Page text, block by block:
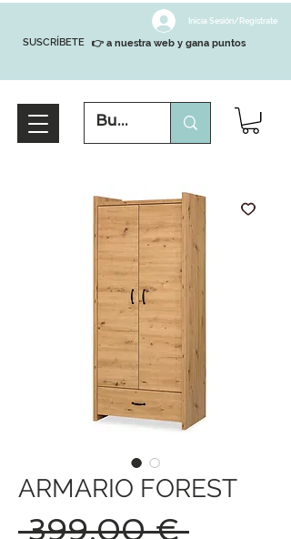
SUSCRÍBETE
Inicia Sesión/Regístrate
👉 a nuestra web y gana puntos
ARMARIO FOREST
399,00 € Precio